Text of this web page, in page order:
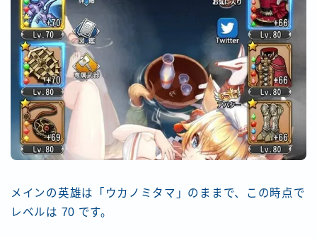
メインの英雄は「ウカノミタマ」のままで、この時点で
レベルは 70 です。